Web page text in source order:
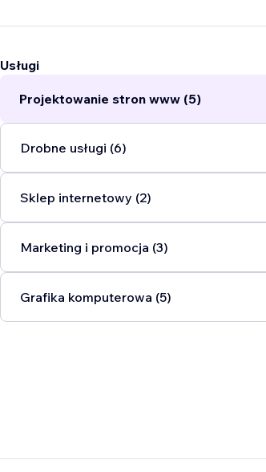
Usługi
Projektowanie stron www (5)
Drobne usługi (6)
Sklep internetowy (2)
Marketing i promocja (3)
Grafika komputerowa (5)